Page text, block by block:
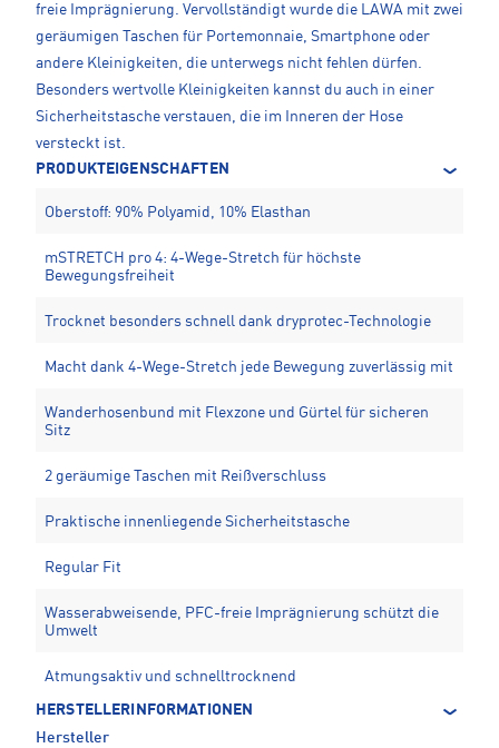
freie Imprägnierung. Vervollständigt wurde die LAWA mit zwei
geräumigen Taschen für Portemonnaie, Smartphone oder
andere Kleinigkeiten, die unterwegs nicht fehlen dürfen.
Besonders wertvolle Kleinigkeiten kannst du auch in einer
Sicherheitstasche verstauen, die im Inneren der Hose
versteckt ist.
PRODUKTEIGENSCHAFTEN
Oberstoff: 90% Polyamid, 10% Elasthan
mSTRETCH pro 4: 4-Wege-Stretch für höchste
Bewegungsfreiheit
Trocknet besonders schnell dank dryprotec-Technologie
Macht dank 4-Wege-Stretch jede Bewegung zuverlässig mit
Wanderhosenbund mit Flexzone und Gürtel für sicheren
Sitz
2 geräumige Taschen mit Reißverschluss
Praktische innenliegende Sicherheitstasche
Regular Fit
Wasserabweisende, PFC-freie Imprägnierung schützt die
Umwelt
Atmungsaktiv und schnelltrocknend
HERSTELLERINFORMATIONEN
Hersteller